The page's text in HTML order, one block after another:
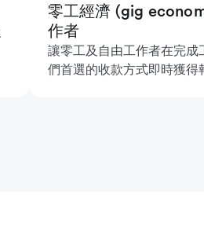
零工經濟 (gig
作者
讓零工及自由工作者在完成
們首選的收款方式即時獲得